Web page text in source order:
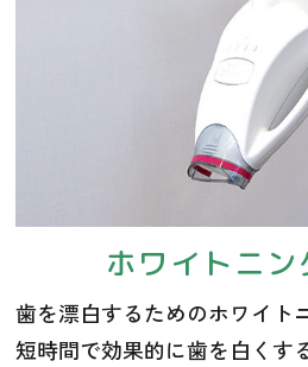
ホワイトニン
歯を漂白するためのホワイト
短時間で効果的に歯を白くす